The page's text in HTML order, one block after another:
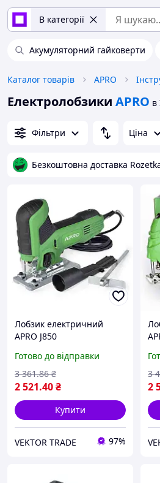
В категорії
Акумуляторний гайковерти
Каталог товарів APRO
Електролобзики APRO в
Фільтри Ціна
Безкоштовна доставка
Лобзик електричний
APRO J850
Готово до відправки
2 521.40₴
3 361.86 ₴
Купити
VEKTOR TRADE 97%
2
3